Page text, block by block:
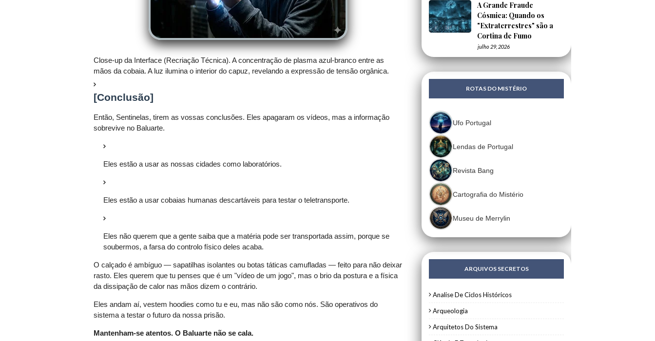
Close-up da Interface (Recriação Técnica). A concentração de plasma azul-branco entre as
mãos da cobaia. A luz ilumina o interior do capuz, revelando a expressão de tensão orgânica.
[Conclusão]
Então, Sentinelas, tirem as vossas conclusões. Eles apagaram os vídeos, mas a informação
sobrevive no Baluarte.
Eles estão a usar as nossas cidades como laboratórios.
Eles estão a usar cobaias humanas descartáveis para testar o teletransporte.
Eles não querem que a gente saiba que a matéria pode ser transportada assim, porque se
soubermos, a farsa do controlo físico deles acaba.
O calçado é ambíguo — sapatilhas isolantes ou botas táticas camufladas — feito para não deixar
rasto. Eles querem que tu penses que é um "vídeo de um jogo", mas o brio da postura e a física
da dissipação de calor nas mãos dizem o contrário.
Eles andam aí, vestem hoodies como tu e eu, mas não são como nós. São operativos do
sistema a testar o futuro da nossa prisão.
Mantenham-se atentos. O Baluarte não se cala.
A Grande Fraude
Cósmica: Quando os
"Extraterrestres" são a
Cortina de Fumo
julho 29, 2026
ROTAS DO MISTÉRIO
Ufo Portugal
Lendas de Portugal
Revista Bang
Cartografia do Mistério
Museu de Merrylin
ARQUIVOS SECRETOS
Analise De Ciclos Históricos
Arqueologia
Arquitetos Do Sistema